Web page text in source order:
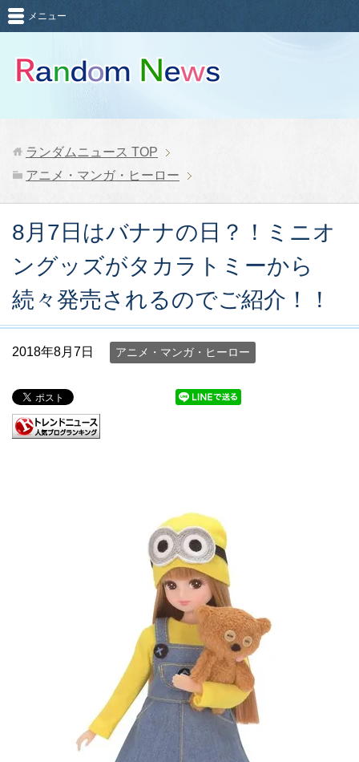
メニュー
ランダムニュース TOP
アニメ・マンガ・ヒーロー
8月7日はバナナの日？！ミニオ
ングッズがタカラトミーから
続々発売されるのでご紹介！！
2018年8月7日 アニメ・マンガ・ヒーロー